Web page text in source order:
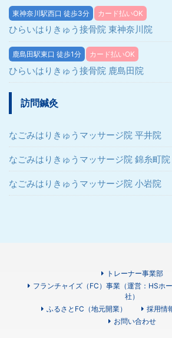
東神奈川駅西口 徒歩3分 カード払いOK
ひらいはりきゅう接骨院 東神奈川院
鹿島田駅東口 徒歩1分 カード払いOK
ひらいはりきゅう接骨院 鹿島田院
訪問鍼灸
なごみはりきゅうマッサージ院 平井院
なごみはりきゅうマッサージ院 錦糸町院
なごみはりきゅうマッサージ院 小岩院
トレーナー事業部
フランチャイズ（FC）事業（運営：HSホ
社）
ふるさとFC（地元開業）
採用情
お問い合わせ